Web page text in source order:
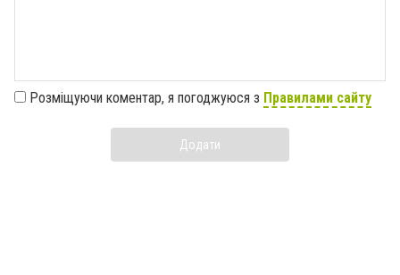
Розміщуючи коментар, я погоджуюся з Правилами сайту
Додати